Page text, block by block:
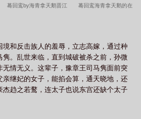
蓦回鸾by海青拿天鹅晋江 蓦回鸾海青拿天鹅的在
新章节免费阅读 蓦回鸾番外篇大结局 蓦回鸾by
天鹅的结局 蓦回鸾 by 海青拿天鹅 蓦回鸾为什
蓦回鸾一共有多少章啊 蓦回鸾完结版免费阅读海
回鸾书旗网 蓦回鸾笔趣阁 蓦回鸾txt百度全本
境和反击族人的羞辱，立志高嫁，通过种
。乱世来临，直到城破被杀之前，孙微
无情无义。这辈子，豫章王司马隽面前突
继妃的女子，能掐会算，通天晓地，还
趋之若鹜，连太子也说东宫还缺个太子
雄，无血缘】